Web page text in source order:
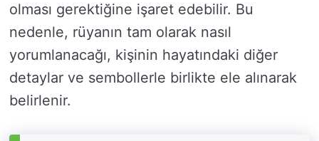
olması gerektiğine işaret edebilir. Bu
nedenle, rüyanın tam olarak nasıl
yorumlanacağı, kişinin hayatındaki diğer
detaylar ve sembollerle birlikte ele alınarak
belirlenir.